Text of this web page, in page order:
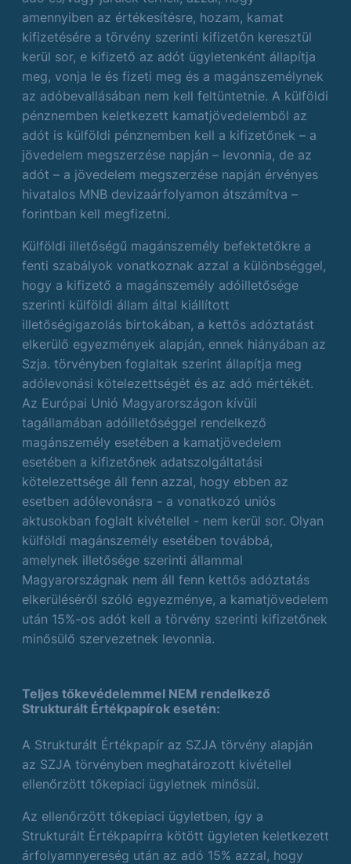
amennyiben az értékesítésre, hozam, kamat
kifizetésére a törvény szerinti kifizetőn keresztül
kerül sor, e kifizető az adót ügyletenként állapítja
meg, vonja le és fizeti meg és a magánszemélynek
az adóbevallásában nem kell feltüntetnie. A külföldi
pénznemben keletkezett kamatjövedelemből az
adót is külföldi pénznemben kell a kifizetőnek – a
jövedelem megszerzése napján – levonnia, de az
adót – a jövedelem megszerzése napján érvényes
hivatalos MNB devizaárfolyamon átszámítva –
forintban kell megfizetni.
Külföldi illetőségű magánszemély befektetőkre a
fenti szabályok vonatkoznak azzal a különbséggel,
hogy a kifizető a magánszemély adóilletősége
szerinti külföldi állam által kiállított
illetőségigazolás birtokában, a kettős adóztatást
elkerülő egyezmények alapján, ennek hiányában az
Szja. törvényben foglaltak szerint állapítja meg
adólevonási kötelezettségét és az adó mértékét.
Az Európai Unió Magyarországon kívüli
tagállamában adóilletőséggel rendelkező
magánszemély esetében a kamatjövedelem
esetében a kifizetőnek adatszolgáltatási
kötelezettsége áll fenn azzal, hogy ebben az
esetben adólevonásra - a vonatkozó uniós
aktusokban foglalt kivétellel - nem kerül sor. Olyan
külföldi magánszemély esetében továbbá,
amelynek illetősége szerinti állammal
Magyarországnak nem áll fenn kettős adóztatás
elkerüléséről szóló egyezménye, a kamatjövedelem
után 15%-os adót kell a törvény szerinti kifizetőnek
minősülő szervezetnek levonnia.
Teljes tőkevédelemmel NEM rendelkező
Strukturált Értékpapírok esetén:
A Strukturált Értékpapír az SZJA törvény alapján
az SZJA törvényben meghatározott kivétellel
ellenőrzött tőkepiaci ügyletnek minősül.
Az ellenőrzött tőkepiaci ügyletben, így a
Strukturált Értékpapírra kötött ügyleten keletkezett
árfolyamnyereség után az adó 15% azzal, hogy